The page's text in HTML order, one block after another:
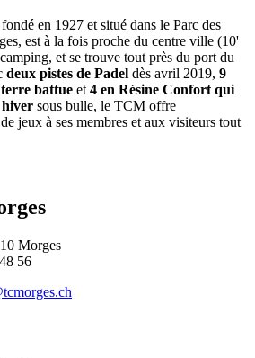
en 1927 et situé dans le Parc des
est à la fois proche du centre ville (10'
et se trouve tout près du port du
deux pistes de Padel dès avril 2019, 9
battue et 4 en Résine Confort qui
hiver sous bulle, le TCM offre
jeux à ses membres et aux visiteurs tout
Morges
56